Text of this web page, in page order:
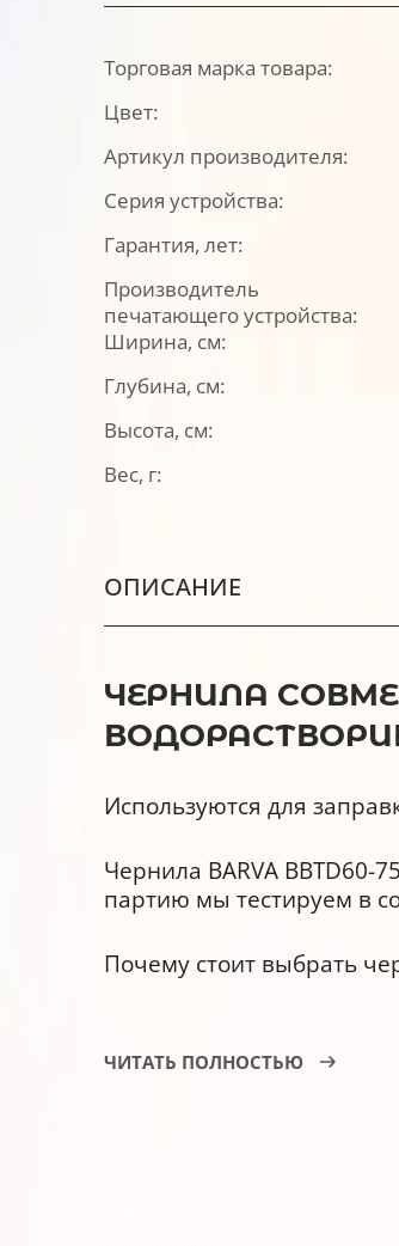
Торговая марка товара:
Цвет:
Артикул производителя:
Серия устройства:
Гарантия, лет:
Производитель
печатающего устройства:
Ширина, см:
Глубина, см:
Высота, см:
Вес, г:
ОПИСАНИЕ
ЧЕРНИЛА
Используются для
Чернила BARVA BBTD60-
партию мы тестируем в
Почему стоит выбрать
Они совместимы с
ЧИТАТЬ ПОЛНОСТЬЮ